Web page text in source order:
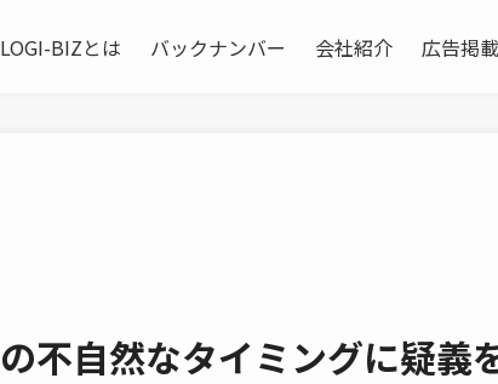
LOGI-BIZとは バックナンバー 会社紹介 広告掲
不自然なタイミングに疑義